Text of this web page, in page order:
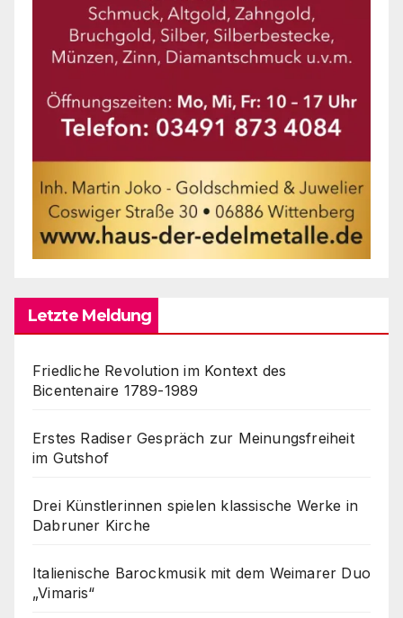
Letzte Meldung
Friedliche Revolution im Kontext des
Bicentenaire 1789-1989
Erstes Radiser Gespräch zur Meinungsfreiheit
im Gutshof
Drei Künstlerinnen spielen klassische Werke in
Dabruner Kirche
Italienische Barockmusik mit dem Weimarer Duo
„Vimaris“